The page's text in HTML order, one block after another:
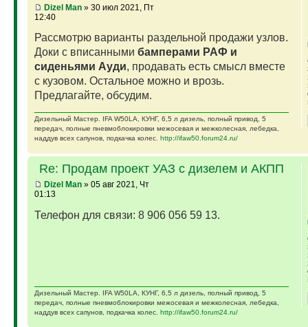
Dizel Man» 30 июл 2021, Пт
12:40
Рассмотрю варианты раздельной продажи узлов.
Доки с вписанными бамперами РАФ и
сиденьями Ауди, продавать есть смысл вместе
с кузовом. Остальное можно и врозь.
Предлагайте, обсудим.
Дизельный Мастер. IFA W50LA, КУНГ, 6,5 л дизель, полный привод, 5
передач, полные пневмоблокировки межосевая и межколесная, лебедка,
наддув всех сапунов, подкачка колес. http://ifaw50.forum24.ru/
Re: Продам проект УАЗ с дизелем и АКПП
Dizel Man» 05 авг 2021, Чт
01:13
Телефон для связи: 8 906 056 59 13.
Дизельный Мастер. IFA W50LA, КУНГ, 6,5 л дизель, полный привод, 5
передач, полные пневмоблокировки межосевая и межколесная, лебедка,
наддув всех сапунов, подкачка колес. http://ifaw50.forum24.ru/